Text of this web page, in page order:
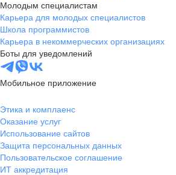
Молодым специалистам
Карьера для молодых специалистов
Школа программистов
Карьера в некоммерческих организациях
Боты для уведомлений
Мобильное приложение
Этика и комплаенс
Оказание услуг
Использование сайтов
Защита персональных данных
Пользовательское соглашение
ИТ аккредитация